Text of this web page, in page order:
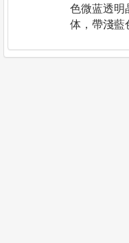
色微蓝透明
体，帶淺藍